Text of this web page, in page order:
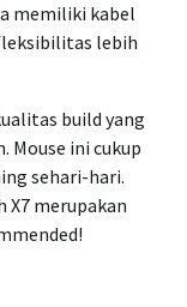
memiliki kabel
lebih
build yang
Mouse ini cukup
sehari-hari.
X7 merupakan